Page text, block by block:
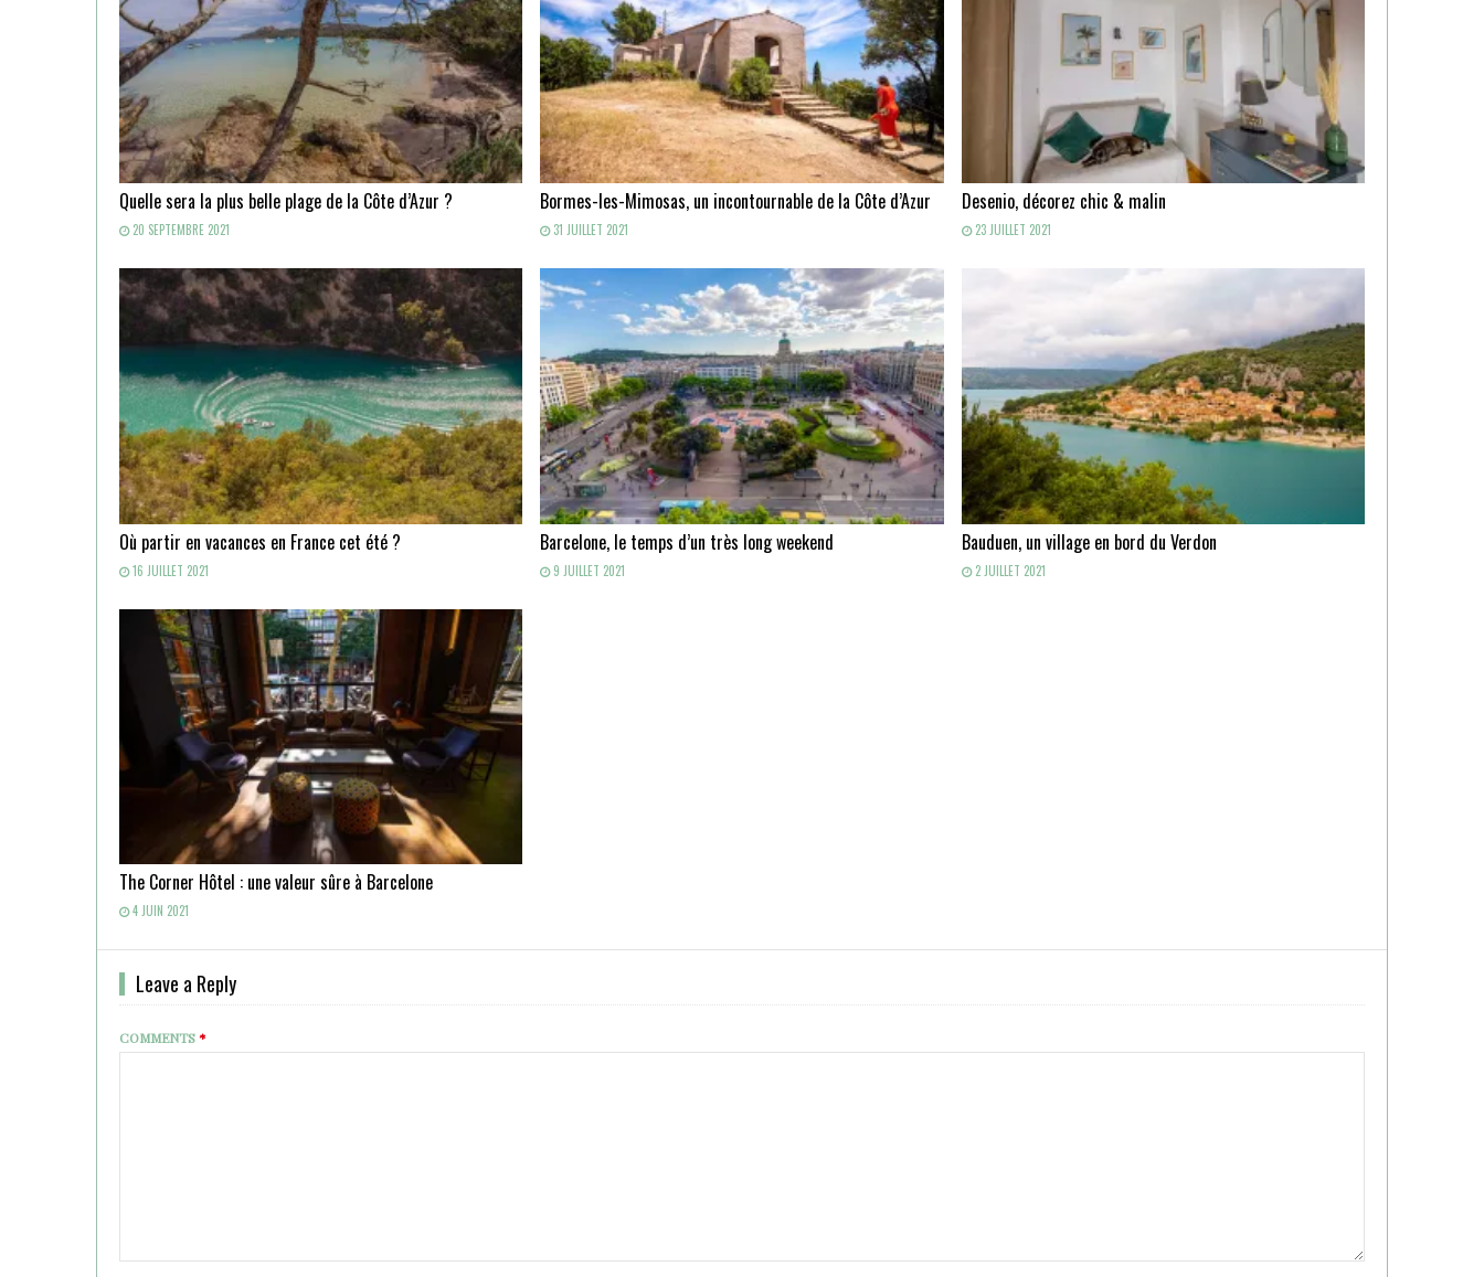
Quelle sera la plus belle plage de la Côte d’Azur ?
20 SEPTEMBRE 2021
Bormes-les-Mimosas, un incontournable de la Côte d’Azur
31 JUILLET 2021
Desenio, décorez chic & malin
23 JUILLET 2021
Où partir en vacances en France cet été ?
16 JUILLET 2021
Barcelone, le temps d’un très long weekend
9 JUILLET 2021
Bauduen, un village en bord du Verdon
2 JUILLET 2021
The Corner Hôtel : une valeur sûre à Barcelone
4 JUIN 2021
Leave a Reply
COMMENTS*